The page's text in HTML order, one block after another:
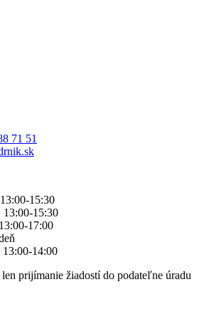
71 51
15:30
15:30
17:00
14:00
len prijímanie žiadostí do podateľne úradu